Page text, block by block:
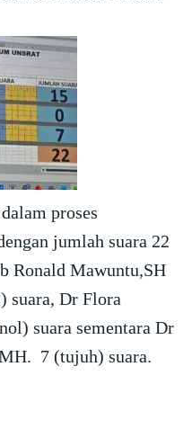
proses
jumlah suara 22
Ronald Mawuntu,SH
suara, Dr Flora
suara sementara Dr
7 (tujuh) suara.